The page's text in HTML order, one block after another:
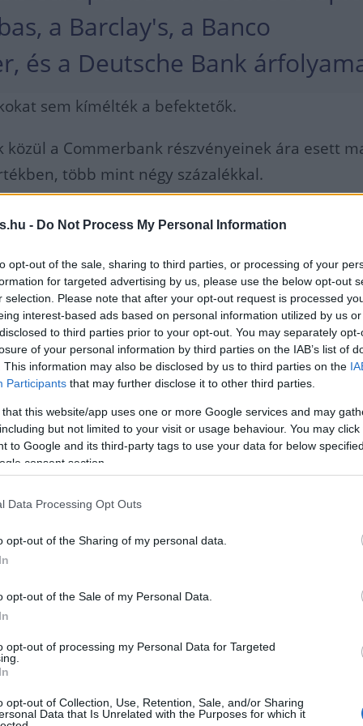
- Do Not Process My Personal Information
opt-out of the sale, sharing to third parties, or processing of your
for targeted advertising by us, please use the below opt-out
selection. Please note that after your opt-out request is processed
interest-based ads based on personal information utilized by us
to third parties prior to your opt-out. You may separately
of your personal information by third parties on the IAB’s list of
This information may also be disclosed by us to third parties on the
Participants that may further disclose it to other third parties.
that this website/app uses one or more Google services and may
but not limited to your visit or usage behaviour. You may
to Google and its third-party tags to use your data for below
consent section.
Data Processing Opt Outs
opt-out of the Sharing of my personal data.
opt-out of the Sale of my Personal Data.
opt-out of processing my Personal Data for Targeted
opt-out of Collection, Use, Retention, Sale, and/or Sharing
Data that Is Unrelated with the Purposes for which it
a Barclay's, a Banco
és a Deutsche Bank
sem kímélték a befektetők.
közül a Commerbank részvényeinek ára esett
több mint négy százalékkal.
nyugat-európai tőzsdék mind
a napot,
i tőzsdék is gyengüléssel nyitottak a középbankok
miatt.
az amerikai PacWest Bancorp részvényei 25
lejjebb, a Western Alliance Bancorp 19
11 százalékkal került lejjebb.
hogy
Bank, a Signature Bank és a
Bank - ment csődbe az
Államokban, és a megrendült
a vártnál nehezebben lehet